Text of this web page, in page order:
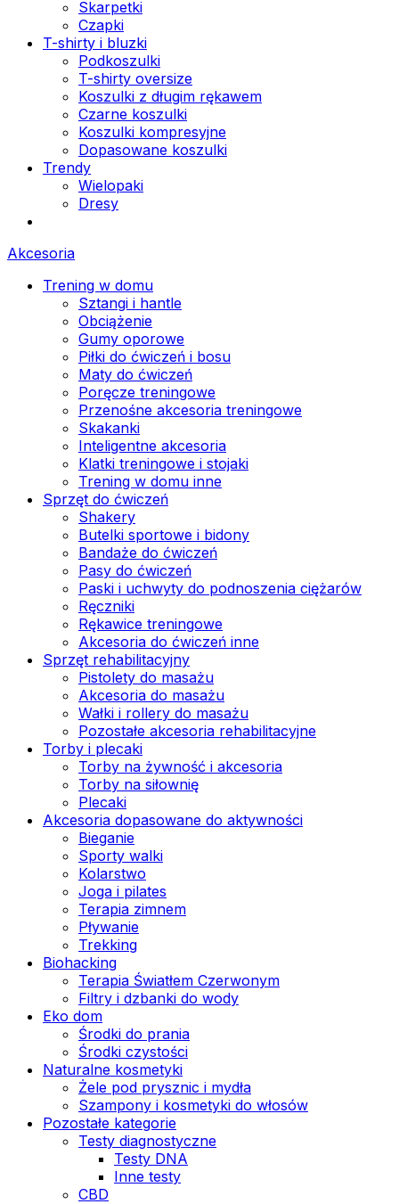
Skarpetki
Czapki
T-shirty i bluzki
Podkoszulki
T-shirty oversize
Koszulki z długim rękawem
Czarne koszulki
Koszulki kompresyjne
Dopasowane koszulki
Trendy
Wielopaki
Dresy
Akcesoria
Trening w domu
Sztangi i hantle
Obciążenie
Gumy oporowe
Piłki do ćwiczeń i bosu
Maty do ćwiczeń
Poręcze treningowe
Przenośne akcesoria treningowe
Skakanki
Inteligentne akcesoria
Klatki treningowe i stojaki
Trening w domu inne
Sprzęt do ćwiczeń
Shakery
Butelki sportowe i bidony
Bandaże do ćwiczeń
Pasy do ćwiczeń
Paski i uchwyty do podnoszenia ciężarów
Ręczniki
Rękawice treningowe
Akcesoria do ćwiczeń inne
Sprzęt rehabilitacyjny
Pistolety do masażu
Akcesoria do masażu
Wałki i rollery do masażu
Pozostałe akcesoria rehabilitacyjne
Torby i plecaki
Torby na żywność i akcesoria
Torby na siłownię
Plecaki
Akcesoria dopasowane do aktywności
Bieganie
Sporty walki
Kolarstwo
Joga i pilates
Terapia zimnem
Pływanie
Trekking
Biohacking
Terapia Światłem Czerwonym
Filtry i dzbanki do wody
Eko dom
Środki do prania
Środki czystości
Naturalne kosmetyki
Żele pod prysznic i mydła
Szampony i kosmetyki do włosów
Pozostałe kategorie
Testy diagnostyczne
Testy DNA
Inne testy
CBD